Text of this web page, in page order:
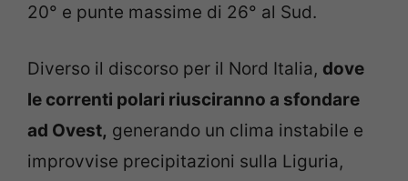
20° e punte massime di 26° al Sud.
Diverso il discorso per il Nord Italia, dove
le correnti polari riusciranno a sfondare
ad Ovest, generando un clima instabile e
improvvise precipitazioni sulla Liguria,